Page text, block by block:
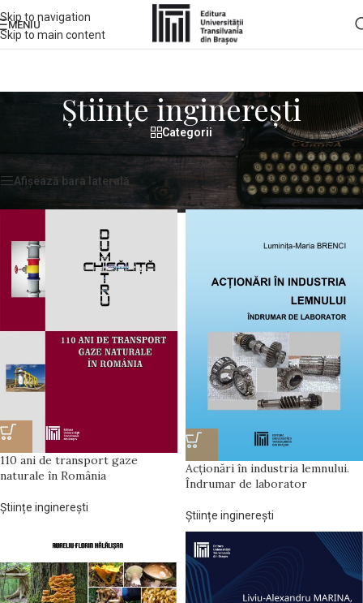
Skip to navigation
Skip to main content
MENIU
Științe inginerești
Categorii
Afișez 1 - 12 din 62 de rezultate
Afișează bara laterală
110 ani de transport gaze
naturale în România
Științe inginerești
Acționări în industria lemnului.
Îndrumar de laborator
Științe inginerești